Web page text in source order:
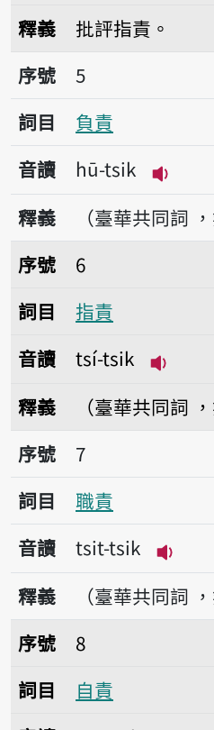
釋義
批評指責。
序號5負責
序號
5
詞目
負責
音讀
hū-tsik
播放
釋義
（臺華共同詞
序號6指責
序號
6
詞目
指責
音讀
tsí-tsik
釋義
（臺華共同詞
序號7職責
序號
7
詞目
職責
音讀
tsit-tsik
播放
釋義
（臺華共同詞
序號8自責
序號
8
詞目
自責